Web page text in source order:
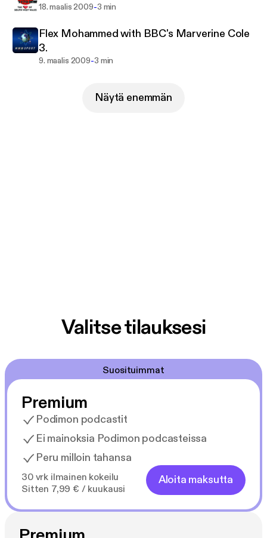
18. maalis 2009-3 min
Flex Mohammed with BBC's Marverine Cole
3.
9. maalis 2009-3 min
Näytä enemmän
Valitse tilauksesi
Suosituimmat
Premium
Podimon podcastit
Ei mainoksia Podimon podcasteissa
Peru milloin tahansa
30 vrk ilmainen kokeilu
Sitten 7,99 € / kuukausi
Aloita maksutta